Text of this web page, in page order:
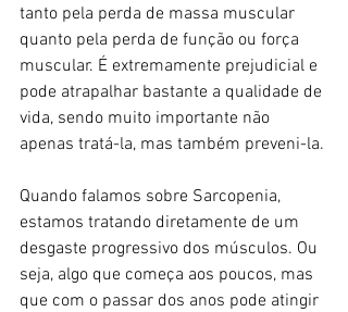
tanto pela perda de massa muscular
quanto pela perda de função ou força
muscular. É extremamente prejudicial e
pode atrapalhar bastante a qualidade de
vida, sendo muito importante não
apenas tratá-la, mas também preveni-la.
Quando falamos sobre Sarcopenia,
estamos tratando diretamente de um
desgaste progressivo dos músculos. Ou
seja, algo que começa aos poucos, mas
que com o passar dos anos pode atingir